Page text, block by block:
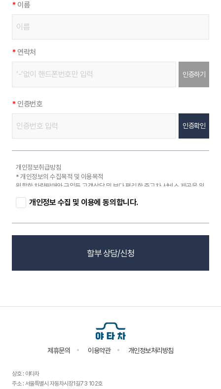
* 이름
* 연락처
인증하기
* 인증번호
인증확인
개인정보취급방침
* 개인정보의 수집목적 및 이용목적
원할한 차량판매와 구입등 고객상담 및 보다 편리한 중고차 서비스 제공을 위
변 처리 및 응대시 활용
- 개인식별정보: 이름, 연락처(휴대폰)
며, 동의하신 내용을 언제든지 철회할 수 있습니다.
니다.
개인정보 수집 및 이용에 동의합니다.
할부 상담/신청
제휴문의 이용약관 개인정보처리방침
상호 : 야타차
주소 : 서울특별시 자동차시장1길73 102호